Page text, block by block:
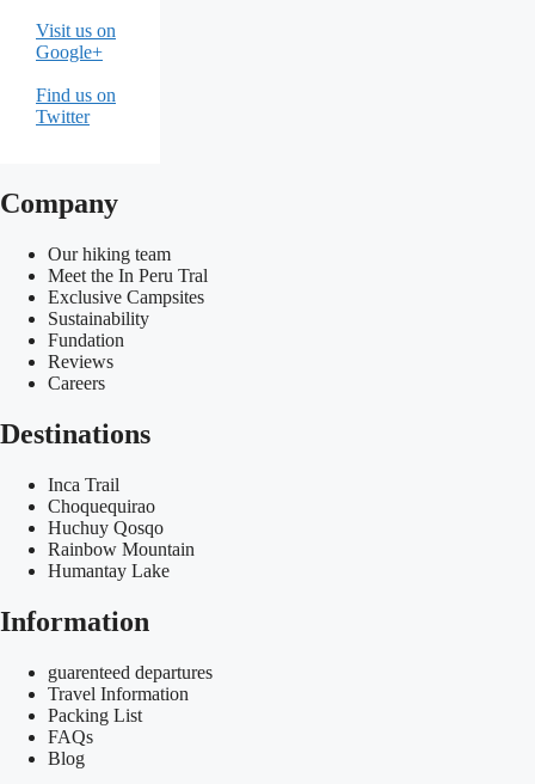
Visit us on
Google+
Find us on
Twitter
Company
Our hiking team
Meet the In Peru Tral
Exclusive Campsites
Sustainability
Fundation
Reviews
Careers
Destinations
Inca Trail
Choquequirao
Huchuy Qosqo
Rainbow Mountain
Humantay Lake
Information
guarenteed departures
Travel Information
Packing List
FAQs
Blog